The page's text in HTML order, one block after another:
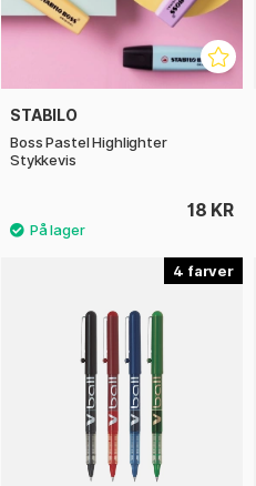
STABILO
Boss Pastel Highlighter
Stykkevis
18 KR
4